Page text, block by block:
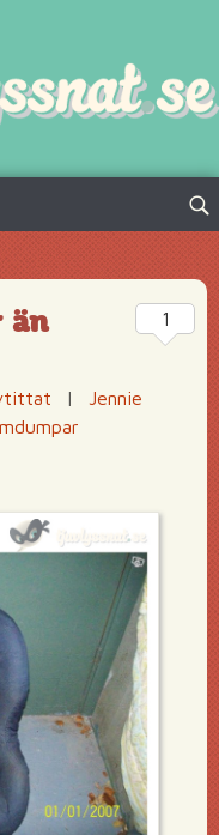
Sök
än
|
Jennie
1